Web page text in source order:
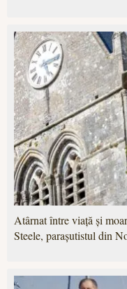
Atârnat între viață și
Steele, parașutistul din